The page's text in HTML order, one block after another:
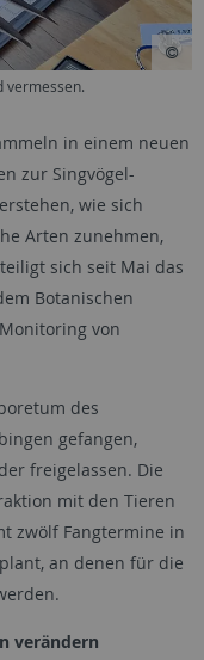
vermessen.
in einem neuen
zur Singvögel-
wie sich
Arten zunehmen,
sich seit Mai das
Botanischen
von
des
gefangen,
freigelassen. Die
mit den Tieren
zwölf Fangtermine in
an denen für die
verändern